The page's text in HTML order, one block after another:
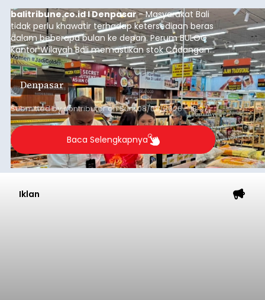
balitribune.co.id I Denpasar- Masyarakat Bali
tidak perlu khawatir terhadap ketersediaan beras
dalam beberapa bulan ke depan. Perum BULOG
Kantor Wilayah Bali memastikan stok Cadangan
Beras Pemerintah (CBP) masih dalam kondisi
aman, bahkan diproyeksikan mampu memenuhi
kebutuhan masyarakat hingga sekitar 10 bulan.
Denpasar
Submitted bycontributoronSun, 08/09/2026 - 18:27
Baca Selengkapnya
Iklan